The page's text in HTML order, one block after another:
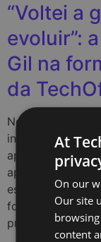
“Voltei a
evoluir”:
Gil na
da
Nem sempre
intenção de
apenas com a
aprender mais e
esse sentimento
formação de
profissional não
At
On our
Our site
content